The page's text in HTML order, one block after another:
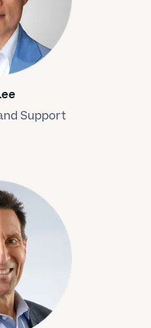
Support